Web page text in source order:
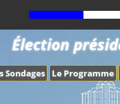
Sondages Le Programme
Élection